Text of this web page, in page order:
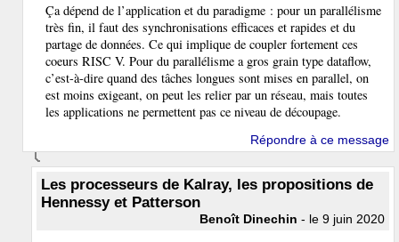
Ça dépend de l’application et du paradigme : pour un parallélisme
très fin, il faut des synchronisations efficaces et rapides et du
partage de données. Ce qui implique de coupler fortement ces
coeurs RISC V. Pour du parallélisme a gros grain type dataflow,
c’est-à-dire quand des tâches longues sont mises en parallel, on
est moins exigeant, on peut les relier par un réseau, mais toutes
les applications ne permettent pas ce niveau de découpage.
Répondre à ce message
Les processeurs de Kalray, les propositions de
Hennessy et Patterson
Benoît Dinechin - le 9 juin 2020